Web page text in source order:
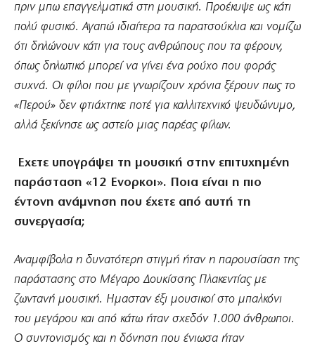
πριν μπω επαγγελματικά στη μουσική. Προέκυψε ως κάτι
πολύ φυσικό. Αγαπώ ιδιαίτερα τα παρατσούκλια και νομίζω
ότι δηλώνουν κάτι για τους ανθρώπους που τα φέρουν,
όπως δηλωτικό μπορεί να γίνει ένα ρούχο που φοράς
συχνά. Οι φίλοι που με γνωρίζουν χρόνια ξέρουν πως το
«Περού» δεν φτιάχτηκε ποτέ για καλλιτεχνικό ψευδώνυμο,
αλλά ξεκίνησε ως αστείο μιας παρέας φίλων.
Εχετε υπογράψει τη μουσική στην επιτυχημένη
παράσταση «12 Ενορκοι». Ποια είναι η πιο
έντονη ανάμνηση που έχετε από αυτή τη
συνεργασία;
Αναμφίβολα η δυνατότερη στιγμή ήταν η παρουσίαση της
παράστασης στο Μέγαρο Δουκίσσης Πλακεντίας με
ζωντανή μουσική. Ημασταν έξι μουσικοί στο μπαλκόνι
του μεγάρου και από κάτω ήταν σχεδόν 1.000 άνθρωποι.
Ο συντονισμός και η δόνηση που ένιωσα ήταν